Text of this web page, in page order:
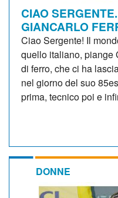
CIAO
GIANCARLO
Ciao Sergente! Il
quello italiano, piange
di ferro, che ci ha
nel giorno del suo
prima, tecnico poi e
DONNE